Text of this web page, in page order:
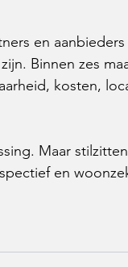
en aanbieders
Binnen zes
kosten,
Maar
en